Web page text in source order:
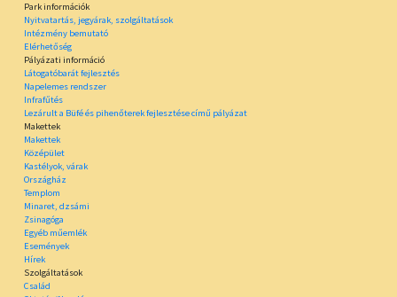
Park információk
Nyitvatartás, jegyárak, szolgáltatások
Intézmény bemutató
Elérhetőség
Pályázati információ
Látogatóbarát fejlesztés
Napelemes rendszer
Infrafűtés
Lezárult a Büfé és pihenőterek fejlesztése című pályázat
Makettek
Makettek
Középület
Kastélyok, várak
Országház
Templom
Minaret, dzsámi
Zsinagóga
Egyéb műemlék
Események
Hírek
Szolgáltatások
Család